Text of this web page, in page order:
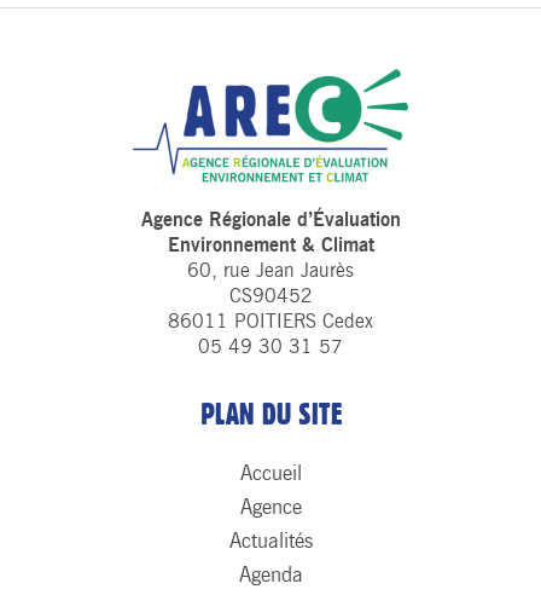
Agence Régionale d’Évaluation
Environnement & Climat
60, rue Jean Jaurès
CS90452
86011 POITIERS Cedex
05 49 30 31 57
PLAN DU SITE
Accueil
Agence
Actualités
Agenda